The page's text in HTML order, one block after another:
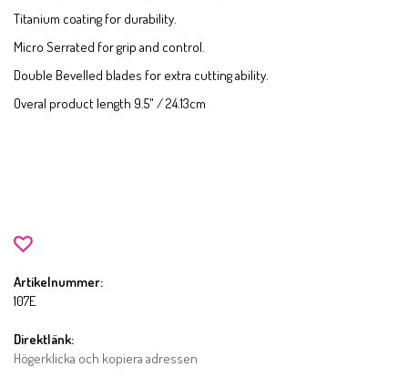
Titanium coating for durability.
Micro Serrated for grip and control.
Double Bevelled blades for extra cutting ability.
Overal product length 9.5" / 24.13cm
Artikelnummer:
107E
Direktlänk:
Högerklicka och kopiera adressen